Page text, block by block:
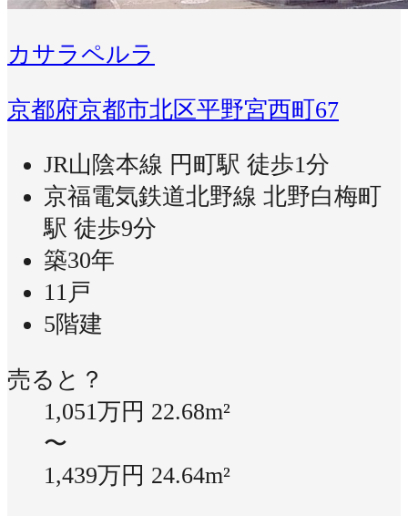
カサラペルラ
京都府京都市北区平野宮西町67
JR山陰本線 円町駅 徒歩1分
京福電気鉄道北野線 北野白梅町
駅 徒歩9分
築30年
11戸
5階建
売ると？
1,051万円 22.68m²
〜
1,439万円 24.64m²